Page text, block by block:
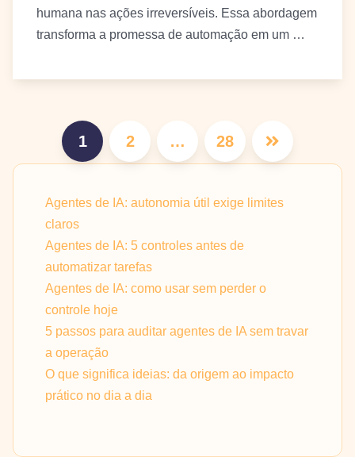
humana nas ações irreversíveis. Essa abordagem
transforma a promessa de automação em um …
Paginação
de
1 2 … 28
Agentes de IA: autonomia útil exige limites
claros
Agentes de IA: 5 controles antes de
automatizar tarefas
Agentes de IA: como usar sem perder o
controle hoje
5 passos para auditar agentes de IA sem travar
a operação
O que significa ideias: da origem ao impacto
prático no dia a dia